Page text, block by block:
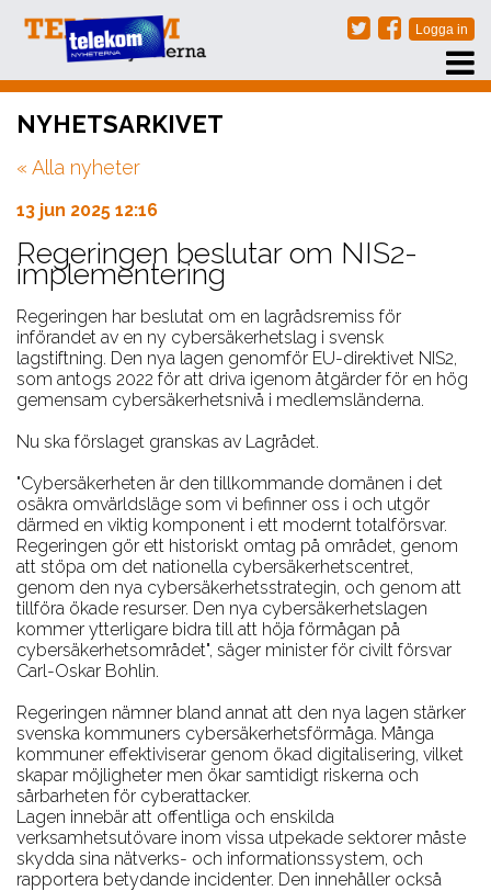
PRENUMERERA
EVENT
NÄTVERKSTRÄFFAR
ARKIV
OM OSS
KONTAKT
NYHETSARKIVET
« Alla nyheter
13 jun 2025 12:16
Regeringen beslutar om NIS2-
implementering
Regeringen har beslutat om en lagrådsremiss för
införandet av en ny cybersäkerhetslag i svensk
lagstiftning. Den nya lagen genomför EU-direktivet NIS2,
som antogs 2022 för att driva igenom åtgärder för en hög
gemensam cybersäkerhetsnivå i medlemsländerna.
Nu ska förslaget granskas av Lagrådet.
"Cybersäkerheten är den tillkommande domänen i det
osäkra omvärldsläge som vi befinner oss i och utgör
därmed en viktig komponent i ett modernt totalförsvar.
Regeringen gör ett historiskt omtag på området, genom
att stöpa om det nationella cybersäkerhetscentret,
genom den nya cybersäkerhetsstrategin, och genom att
tillföra ökade resurser. Den nya cybersäkerhetslagen
kommer ytterligare bidra till att höja förmågan på
cybersäkerhetsområdet", säger minister för civilt försvar
Carl-Oskar Bohlin.
Regeringen nämner bland annat att den nya lagen stärker
svenska kommuners cybersäkerhetsförmåga. Många
kommuner effektiviserar genom ökad digitalisering, vilket
skapar möjligheter men ökar samtidigt riskerna och
sårbarheten för cyberattacker.
Lagen innebär att offentliga och enskilda
verksamhetsutövare inom vissa utpekade sektorer måste
skydda sina nätverks- och informationssystem, och
rapportera betydande incidenter. Den innehåller också